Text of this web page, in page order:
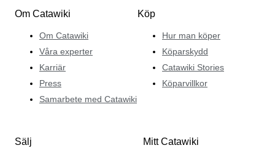
Om Catawiki
Om Catawiki
Våra experter
Karriär
Press
Samarbete med Catawiki
Köp
Hur man köper
Köparskydd
Catawiki Stories
Köparvillkor
Sälj Mitt Catawiki